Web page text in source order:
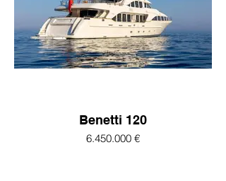
Benetti 120
6.450.000 €